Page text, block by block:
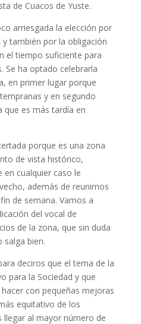
de Cuacos de Yuste.
arriesgada la elección por
también por la obligación
el tiempo suficiente para
Se ha optado celebrarla
en primer lugar porque
y en segundo
que es más tardía en
porque es una zona
de vista histórico,
cualquier caso le
además de reunirnos
de semana. Vamos a
del vocal de
de la zona, que sin duda
salga bien.
deciros que el tema de la
para la Sociedad y que
con pequeñas mejoras
equitativo de los
al mayor número de